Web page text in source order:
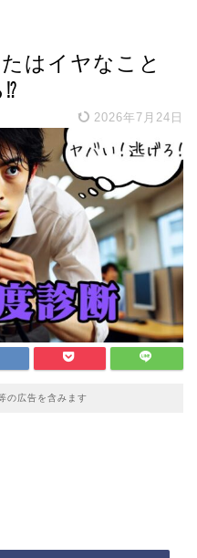
はイヤなこと
2026年7月24日
の広告を含みます